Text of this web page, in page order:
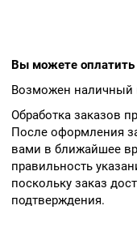
Вы можете оплатить
Возможен наличный
Обработка заказов
После оформления
вами в ближайшее
правильность
поскольку заказ
подтверждения.